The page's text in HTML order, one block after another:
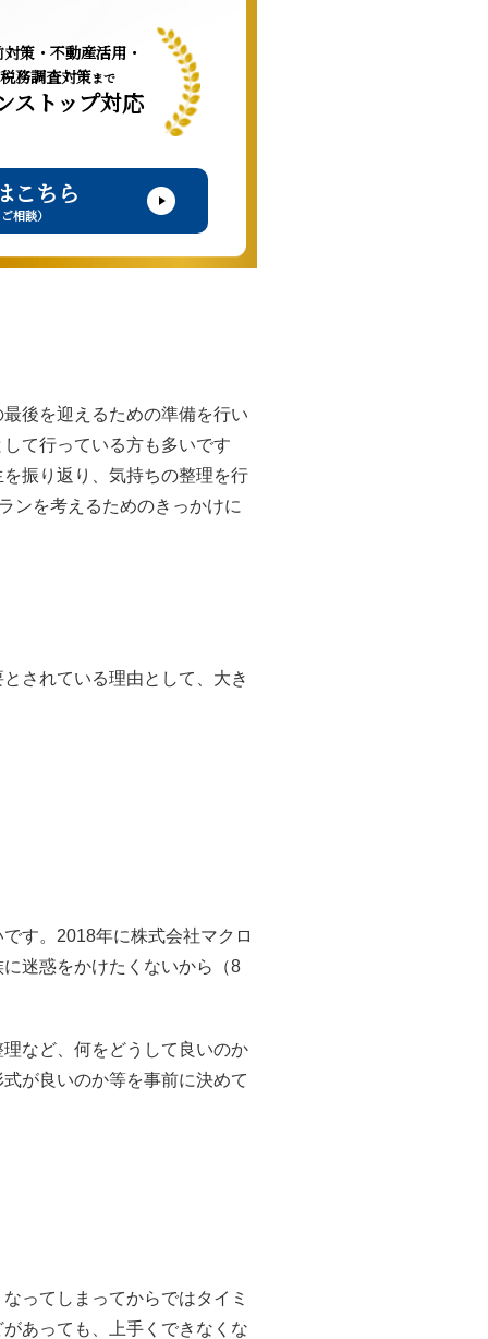
策・不動産活用・
税務調査対策まで
ストップ対応
こちら
相談）
後を迎えるための準備を行い
て行っている方も多いです
振り返り、気持ちの整理を行
ンを考えるためのきっかけに
されている理由として、大き
す。2018年に株式会社マクロ
迷惑をかけたくないから（8
など、何をどうして良いのか
が良いのか等を事前に決めて
ってしまってからではタイミ
あっても、上手くできなくな